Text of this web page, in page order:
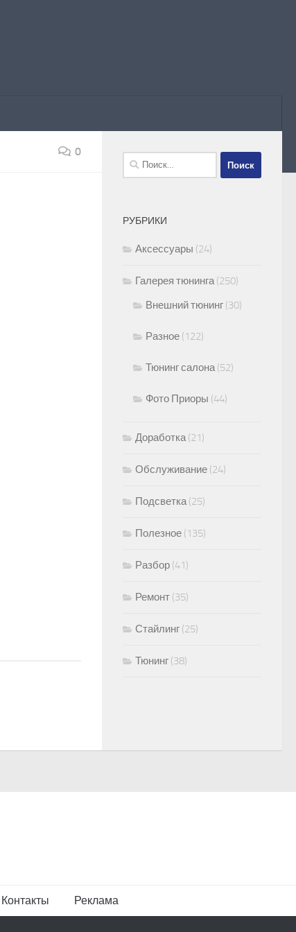
0
Найти:
РУБРИКИ
Аксессуары (24)
Галерея тюнинга(250)
Внешний тюнинг (30)
Разное (122)
Тюнинг салона(52)
Фото Приоры (44)
Доработка(21)
Обслуживание (24)
Подсветка(25)
Полезное (135)
Разбор (41)
Ремонт (35)
Стайлинг (25)
Тюнинг (38)
Контакты Реклама